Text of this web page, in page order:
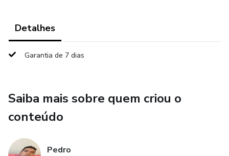
Detalhes
Garantia de 7 dias
Saiba mais sobre quem criou o
conteúdo
Pedro